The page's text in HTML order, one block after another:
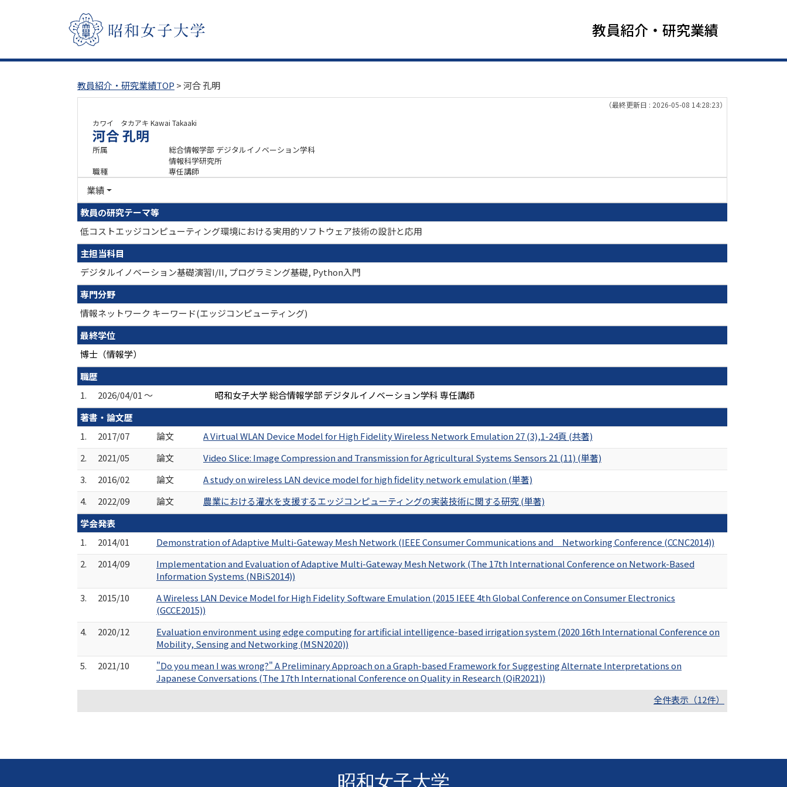
教員紹介・研究業績
教員紹介・研究業績TOP > 河合 孔明
（最終更新日 : 2026-05-08 14:28:23）
カワイ タカアキ Kawai Takaaki
河合 孔明
所属
総合情報学部 デジタルイノベーション学科
情報科学研究所
職種
専任講師
業績
教員の研究テーマ等
低コストエッジコンピューティング環境における実用的ソフトウェア技術の設計と応用
主担当科目
デジタルイノベーション基礎演習I/II, プログラミング基礎, Python入門
専門分野
情報ネットワーク キーワード(エッジコンピューティング)
最終学位
博士（情報学）
職歴
1.
2026/04/01 ～
昭和女子大学 総合情報学部 デジタルイノベーション学科 専任講師
著書・論文歴
1.
2017/07 論文
A Virtual WLAN Device Model for High Fidelity Wireless Network Emulation 27 (3),1-24頁 (共著)
2.
2021/05 論文
Video Slice: Image Compression and Transmission for Agricultural Systems Sensors 21 (11) (単著)
3.
2016/02 論文
A study on wireless LAN device model for high fidelity network emulation (単著)
4.
2022/09 論文
農業における灌水を支援するエッジコンピューティングの実装技術に関する研究 (単著)
学会発表
1.
2014/01
Demonstration of Adaptive Multi-Gateway Mesh Network (IEEE Consumer Communications and Networking Conference (CCNC2014))
2.
2014/09
Implementation and Evaluation of Adaptive Multi-Gateway Mesh Network (The 17th International Conference on Network-Based
Information Systems (NBiS2014))
3.
2015/10
A Wireless LAN Device Model for High Fidelity Software Emulation (2015 IEEE 4th Global Conference on Consumer Electronics
(GCCE2015))
4.
2020/12
Evaluation environment using edge computing for artiﬁcial intelligence-based irrigation system (2020 16th International Conference on
Mobility, Sensing and Networking (MSN2020))
5.
2021/10
"Do you mean I was wrong?" A Preliminary Approach on a Graph-based Framework for Suggesting Alternate Interpretations on
Japanese Conversations (The 17th International Conference on Quality in Research (QiR2021))
全件表示（12件）
昭和女子大学